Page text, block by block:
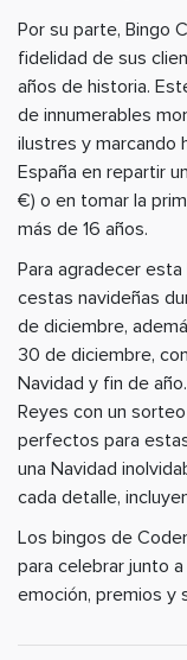
Por su parte, Bingo
fidelidad de sus
años de historia.
de innumerables
ilustres y marcando
España en repartir
€) o en tomar la
más de 16 años.
Para agradecer
cestas navideñas
de diciembre,
30 de diciembre,
Navidad y fin de
Reyes con un
perfectos para
una Navidad
cada detalle,
Los bingos de
para celebrar junto
emoción, premios y